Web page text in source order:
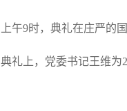
上午9时，典礼在庄严的
典礼上，党委书记王维为